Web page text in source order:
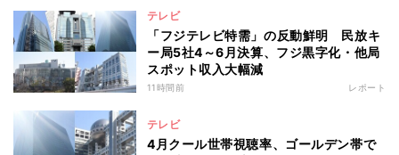
テレビ
「フジテレビ特需」の反動鮮明 民放キ
ー局5社4～6月決算、フジ黒字化・他局
スポット収入大幅減
11時間前 レポート
テレビ
4月クール世帯視聴率、ゴールデン帯で